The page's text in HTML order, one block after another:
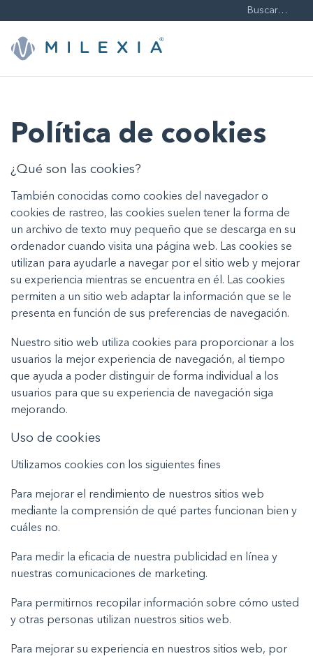
contenido
Política de cookies
¿Qué son las cookies?
También conocidas como cookies del navegador o
cookies de rastreo, las cookies suelen tener la forma de
un archivo de texto muy pequeño que se descarga en su
ordenador cuando visita una página web. Las cookies se
utilizan para ayudarle a navegar por el sitio web y mejorar
su experiencia mientras se encuentra en él. Las cookies
permiten a un sitio web adaptar la información que se le
presenta en función de sus preferencias de navegación.
Nuestro sitio web utiliza cookies para proporcionar a los
usuarios la mejor experiencia de navegación, al tiempo
que ayuda a poder distinguir de forma individual a los
usuarios para que su experiencia de navegación siga
mejorando.
Uso de cookies
Utilizamos cookies con los siguientes fines
Para mejorar el rendimiento de nuestros sitios web
mediante la comprensión de qué partes funcionan bien y
cuáles no.
Para medir la eficacia de nuestra publicidad en línea y
nuestras comunicaciones de marketing.
Para permitirnos recopilar información sobre cómo usted
y otras personas utilizan nuestros sitios web.
Para mejorar su experiencia en nuestros sitios web, por